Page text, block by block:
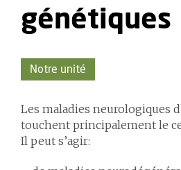
génétiques
Notre unité
Les maladies neurologiques
touchent principalement le
Il peut s’agir: